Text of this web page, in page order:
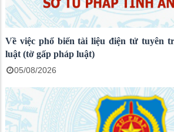
Về việc phổ biến tài liệu điện tử tuyên
luật (tờ gấp pháp luật)
05/08/2026